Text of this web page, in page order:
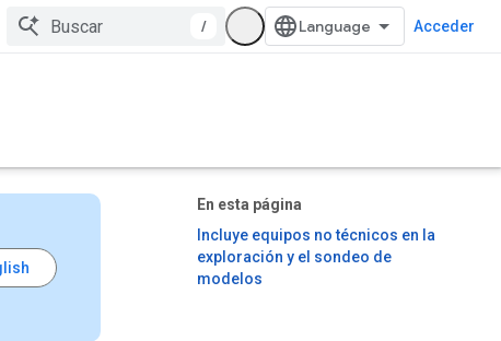
/ Acceder
En esta página
Incluye equipos no técnicos en la
exploración y el sondeo de
modelos